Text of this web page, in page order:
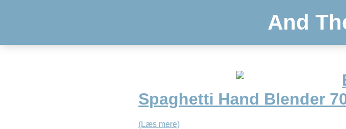
And
Spaghetti Hand Blender
(Læs mere)